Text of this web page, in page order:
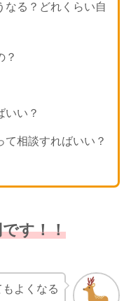
なる？どれくらい自
？
いい？
相談すればいい？
す！！
よくなる